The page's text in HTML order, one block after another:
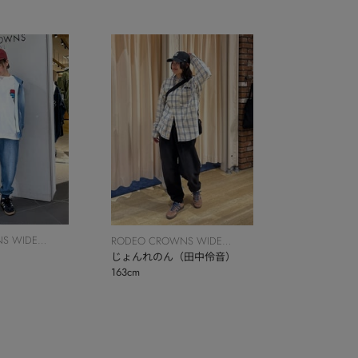
WIDE
RODEO CROWNS WIDE
BOWL
じょんれのん（田中伶音）
163cm